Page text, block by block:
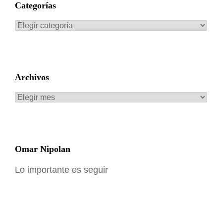
Categorías
Categorías
Archivos
Archivos
Omar Nipolan
Lo importante es seguir